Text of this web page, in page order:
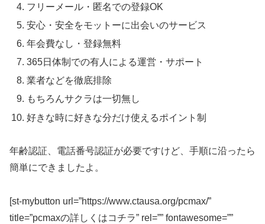
フリーメール・匿名での登録OK
安心・安全をモットーに出会いのサービス
年会費なし・登録無料
365日体制での有人による運営・サポート
業者などを徹底排除
もちろんサクラは一切無し
好きな時に好きな分だけ使えるポイント制
年齢認証、電話番号認証が必要ですけど、手順に沿ったら
簡単にできましたよ。
[st-mybutton url=”https://www.ctausa.org/pcmax/”
title=”pcmaxの詳しくはコチラ” rel=”” fontawesome=””